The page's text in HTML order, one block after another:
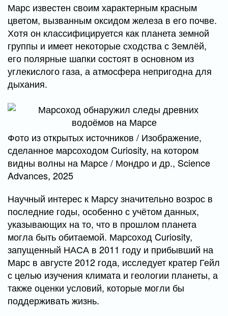
Марс известен своим характерным красным
цветом, вызванным оксидом железа в его почве.
Хотя он классифицируется как планета земной
группы и имеет некоторые сходства с Землёй,
его полярные шапки состоят в основном из
углекислого газа, а атмосфера непригодна для
дыхания.
Фото из открытых источников / Изображение,
сделанное марсоходом Curiosity, на котором
видны волны на Марсе / Мондро и др., Science
Advances, 2025
Научный интерес к Марсу значительно возрос в
последние годы, особенно с учётом данных,
указывающих на то, что в прошлом планета
могла быть обитаемой. Марсоход Curiosity,
запущенный НАСА в 2011 году и прибывший на
Марс в августе 2012 года, исследует кратер Гейл
с целью изучения климата и геологии планеты, а
также оценки условий, которые могли бы
поддерживать жизнь.